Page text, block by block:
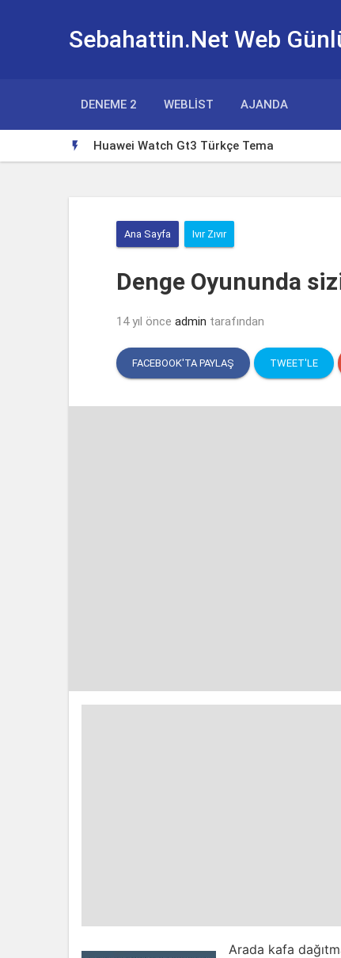
Sebahattin.Net Web
DENEME 2 WEBLIST AJANDA
 Huawei Watch Gt3 Türkçe Tema
Ana Sayfa Ivır Zıvır
Denge Oyununda
14 yıl önce admin tarafından
FACEBOOK'TA PAYLAŞ TWEET'LE
Arada kafa